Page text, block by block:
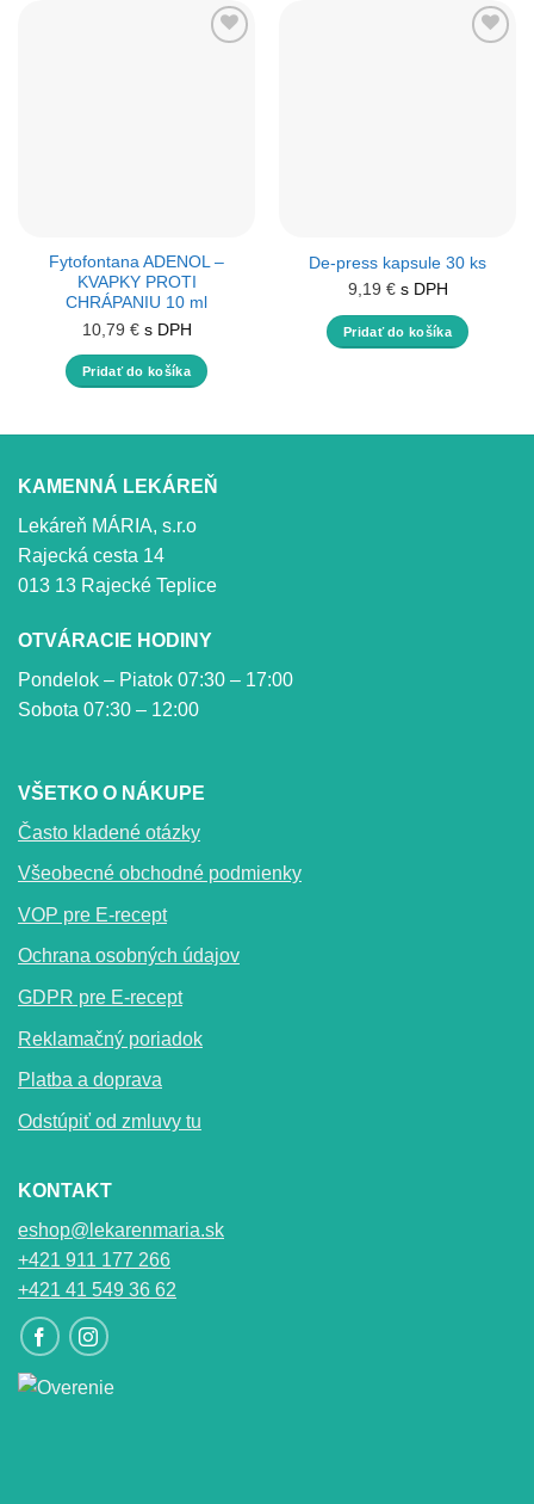
Fytofontana ADENOL –
KVAPKY PROTI
CHRÁPANIU 10 ml
10,79 € s DPH
Pridať do košíka
De-press kapsule 30 ks
9,19 € s DPH
Pridať do košíka
KAMENNÁ LEKÁREŇ
Lekáreň MÁRIA, s.r.o
Rajecká cesta 14
013 13 Rajecké Teplice
OTVÁRACIE HODINY
Pondelok – Piatok 07:30 – 17:00
Sobota 07:30 – 12:00
VŠETKO O NÁKUPE
Často kladené otázky
Všeobecné obchodné podmienky
VOP pre E-recept
Ochrana osobných údajov
GDPR pre E-recept
Reklamačný poriadok
Platba a doprava
Odstúpiť od zmluvy tu
KONTAKT
eshop@lekarenmaria.sk
+421 911 177 266
+421 41 549 36 62